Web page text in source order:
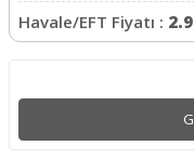
Havale/EFT Fiyatı :